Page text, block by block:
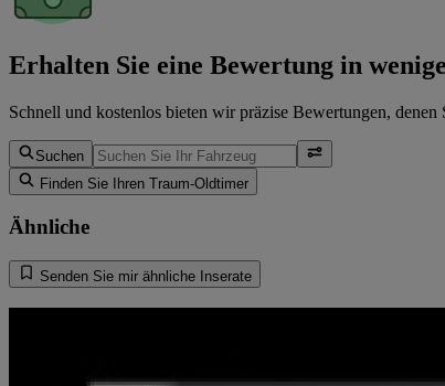
Erhalten Sie eine Bewertung in
Schnell und kostenlos bieten wir präzise Bewertungen,
Suchen
Finden Sie Ihren Traum-Oldtimer
Ähnliche
Senden Sie mir ähnliche Inserate